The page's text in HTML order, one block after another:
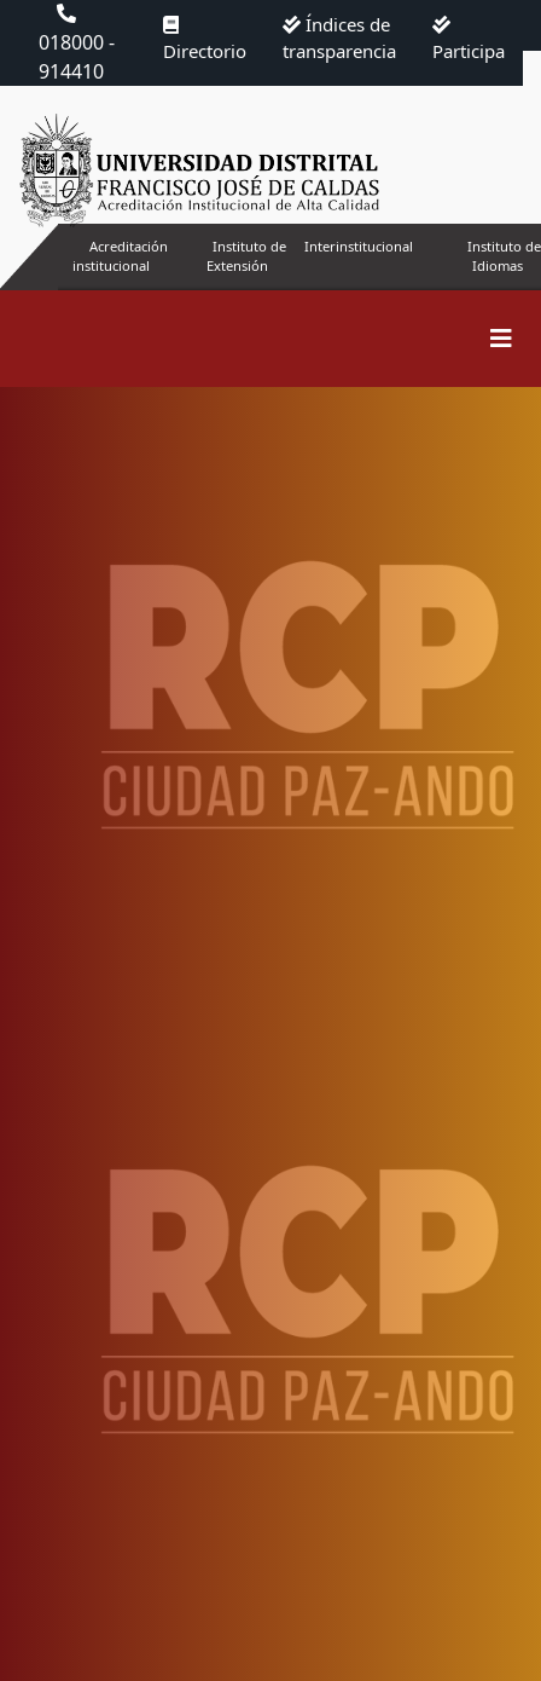
018000 -
914410
Directorio
Índices de
transparencia
Participa
Acreditación
institucional
Instituto de
Extensión
Interinstitucional
Instituto de
Idiomas